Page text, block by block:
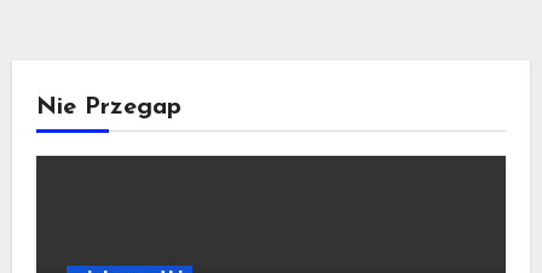
Nie Przegap